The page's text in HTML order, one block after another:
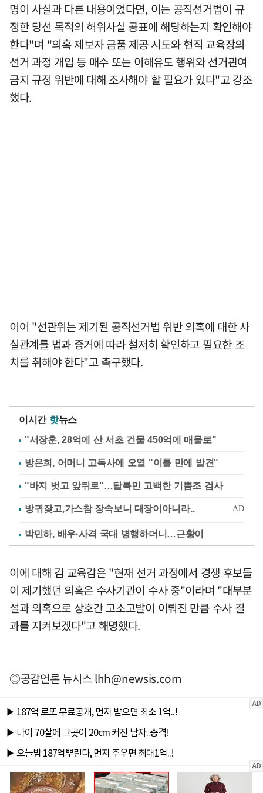
명이 사실과 다른 내용이었다면, 이는 공직선거법이 규
정한 당선 목적의 허위사실 공표에 해당하는지 확인해야
한다"며 "의혹 제보자 금품 제공 시도와 현직 교육장의
선거 과정 개입 등 매수 또는 이해유도 행위와 선거관여
금지 규정 위반에 대해 조사해야 할 필요가 있다"고 강조
했다.
이어 "선관위는 제기된 공직선거법 위반 의혹에 대한 사
실관계를 법과 증거에 따라 철저히 확인하고 필요한 조
치를 취해야 한다"고 촉구했다.
이시간 핫뉴스
"서장훈, 28억에 산 서초 건물 450억에 매물로"
방은희, 어머니 고독사에 오열 "이틀 만에 발견"
"바지 벗고 앞뒤로"…탈북민 고백한 기쁨조 검사
박민하, 배우·사격 국대 병행하더니…근황이
이에 대해 김 교육감은 "현재 선거 과정에서 경쟁 후보들
이 제기했던 의혹은 수사기관이 수사 중"이라며 "대부분
설과 의혹으로 상호간 고소고발이 이뤄진 만큼 수사 결
과를 지켜보겠다"고 해명했다.
◎공감언론 뉴시스lhh@newsis.com